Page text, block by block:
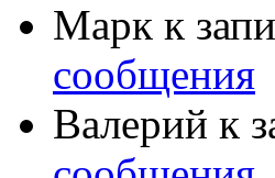
Марк к
сообщения
Валерий к